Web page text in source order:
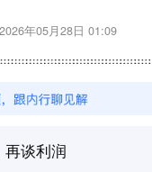
2026年05月28日 01:09
再谈利润